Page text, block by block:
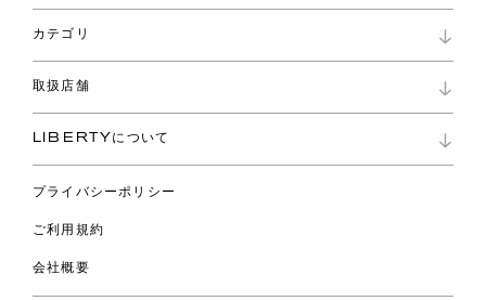
パスワード再設定
ショッピングバッグ
お問い合わせ
よくあるご質問
ご利用ガイド
カテゴリ
コレクション
ファブリックス
バッグ
ウェア
ライフスタイル
スペシャル
取扱店舗
リバティ・ファブリックス
LIBERTYについて
プライバシーポリシー
ご利用規約
会社概要